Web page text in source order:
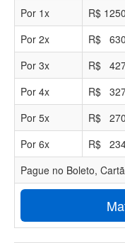
Por 1x R$
Por 2x R$
Por 3x R$
Por 4x R$
Por 5x R$
Por 6x R$
Pague no Boleto,